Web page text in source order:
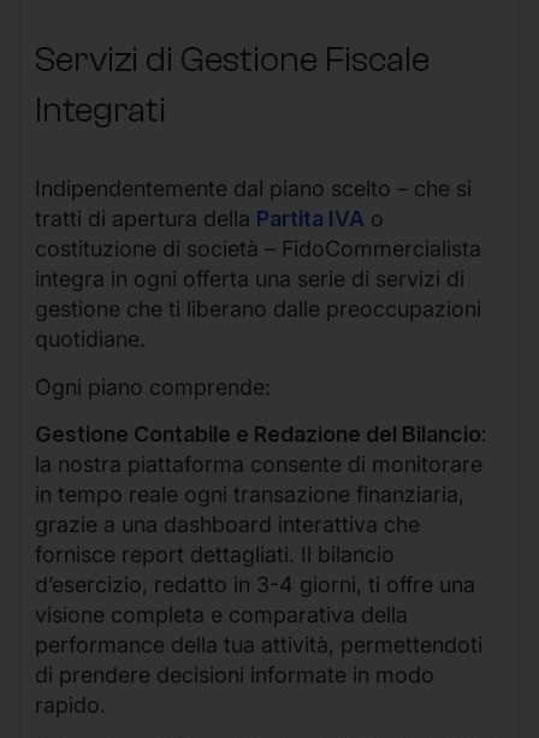
Servizi di Gestione Fiscale
Integrati
Indipendentemente dal piano scelto – che si
tratti di apertura della Partita IVA o
costituzione di società – FidoCommercialista
integra in ogni offerta una serie di servizi di
gestione che ti liberano dalle preoccupazioni
quotidiane.
Ogni piano comprende:
Gestione Contabile e Redazione del Bilancio:
la nostra piattaforma consente di monitorare
in tempo reale ogni transazione finanziaria,
grazie a una dashboard interattiva che
fornisce report dettagliati. Il bilancio
d’esercizio, redatto in 3-4 giorni, ti offre una
visione completa e comparativa della
performance della tua attività, permettendoti
di prendere decisioni informate in modo
rapido.